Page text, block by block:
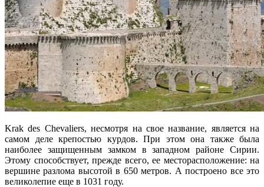
Krak des Chevaliers, несмотря на свое название, является на
самом деле крепостью курдов. При этом она также была
наиболее защищенным замком в западном районе Сирии.
Этому способствует, прежде всего, ее месторасположение: на
вершине разлома высотой в 650 метров. А построено все это
великолепие еще в 1031 году.